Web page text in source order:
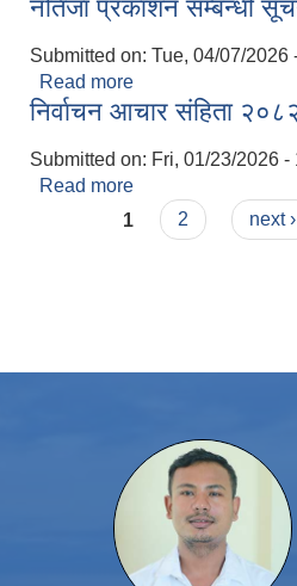
नतिजा प्रकाशन सम्बन्धी
Submitted on: Tue, 04/07/2026
Read more
नतिजा प्रकाशन
निर्वाचन आचार संहिता
Submitted on: Fri, 01/23/2026 -
Read more
Pages
1 2 next ›